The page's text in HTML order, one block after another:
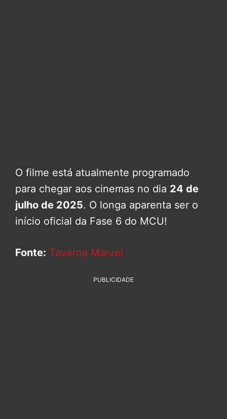
O filme está atualmente programado
para chegar aos cinemas no dia 24 de
julho de 2025. O longa aparenta ser o
início oficial da Fase 6 do MCU!
Fonte: Taverna Marvel
PUBLICIDADE